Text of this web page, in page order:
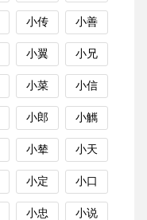
小传 小善
小翼 小兄
小菜 小信
小郎 小觽
小辇 小天
小定 小口
小忠 小说